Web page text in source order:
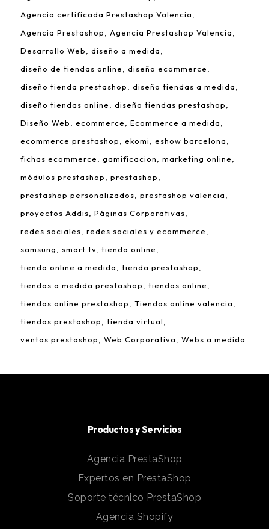
Agencia certificada Prestashop Valencia
Agencia Prestashop
Agencia Prestashop Valencia
Desarrollo Web
diseño a medida
diseño de tiendas online
diseño ecommerce
diseño tienda prestashop
diseño tiendas a medida
diseño tiendas online
diseño tiendas prestashop
Diseño Web
ecommerce
Ecommerce a medida
ecommerce prestashop
ekomi
eshow barcelona
fichas ecommerce
gamificacion
marketing online
módulos prestashop
prestashop
prestashop personalizados
prestashop valencia
proyectos Addis
Páginas Corporativas
redes sociales
redes sociales y ecommerce
samsung
smart tv tienda online
tienda online a medida
tienda prestashop
tiendas a medida prestashop
tiendas online
tiendas online prestashop
Tiendas online valencia
tiendas prestashop
tienda virtual
ventas prestashop
Web Corporativa Webs a medida
Productos y Servicios
Agencia PrestaShop
Expertos en PrestaShop
Soporte técnico PrestaShop
Agencia Shopify